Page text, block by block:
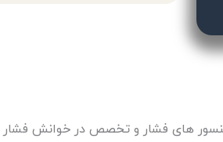
های فشار و تخصص در خوانش فشار